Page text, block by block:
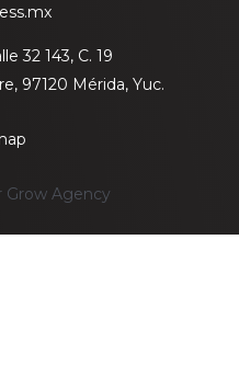
32 143, C. 19
97120 Mérida, Yuc.
Grow Agency